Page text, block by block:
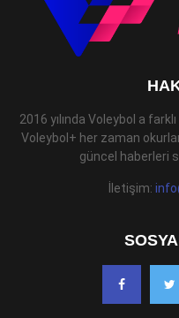
2016 yılında Voleybol a
Voleybol+ her zaman
güncel haberleri
İletişim: